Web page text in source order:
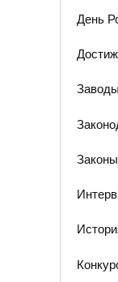
День
Законы